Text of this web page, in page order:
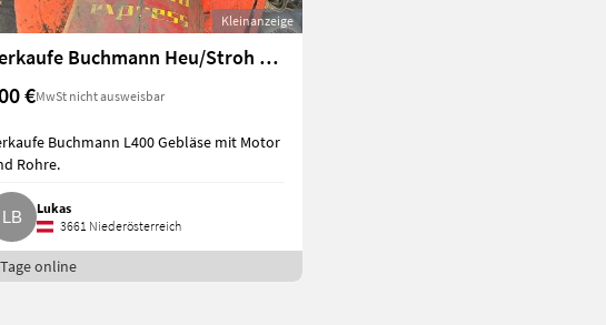
Kleinanzeige
Verkaufe Buchmann Heu/Stroh Gebläse L400
€MwSt nicht ausweisbar
Buchmann L400 Gebläse mit Motor
Rohre.
Lukas
3661 Niederösterreich
online